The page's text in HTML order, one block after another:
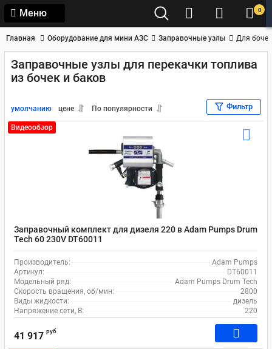
Меню 0
Главная Оборудование для мини АЗС Заправочные узлы Для
Заправочные узлы для перекачки топлива
из бочек и баков
умолчанию цене По популярности Фильтр
Видеообзор
Заправочный комплект для дизеля 220 в Adam Pumps Drum
Tech 60 230V DT60011
Производитель:
Adam Pumps
Артикул:
DT60011
Модельный ряд:
Adam Pumps Drum Tech
Скорость вращения, об/мин:
2800
Виды жидкости:
дизель
Напряжение сети, В:
220
41 917 руб